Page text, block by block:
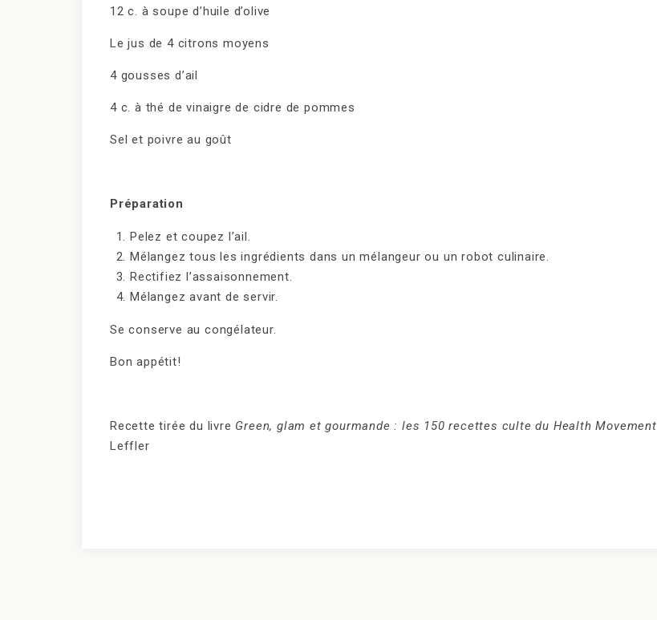
12 c. à soupe d’huile d’olive
Le jus de 4 citrons moyens
4 gousses d’ail
4 c. à thé de vinaigre de cidre de pommes
Sel et poivre au goût
Préparation
Pelez et coupez l’ail.
Mélangez tous les ingrédients dans un mélangeur ou un robot culinaire.
Rectifiez l’assaisonnement.
Mélangez avant de servir.
Se conserve au congélateur.
Bon appétit!
Recette tirée du livre Green, glam et gourmande : les 150 recettes culte du Health Movement
Leffler